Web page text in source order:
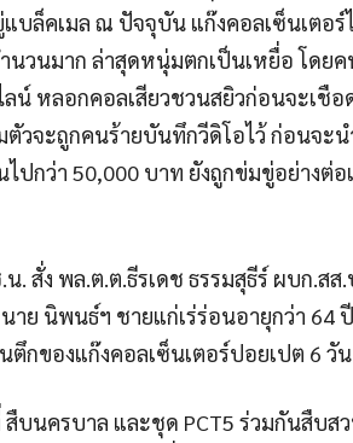
บล็คเมล ณ ปัจจุบัน แก๊งคอลเซ็นเตอ
นวนมาก ล่าสุดหนุ่มตกเป็นเหยื่อ โดย
น์ หลอกคอลเสียวชวนสยิวก่อนจะเชือ
ตัวจะถูกคนร้ายบันทึกวีดิโอไว้ ก่อนจะ
ไปกว่า 50,000 บาท ยังถูกข่มขู่อย่างต่
. สั่ง พล.ต.ต.ธีรเดช ธรรมสุธีร์ ผบก.ส
ย นิพนธ์ฯ ชายแก่เร่ร่อนอายุกว่า 64
กของแก๊งคอลเซ็นเตอร์ปอยเปต 6 วัน
สืบนครบาล และชุด PCT5 ร่วมกันสืบ